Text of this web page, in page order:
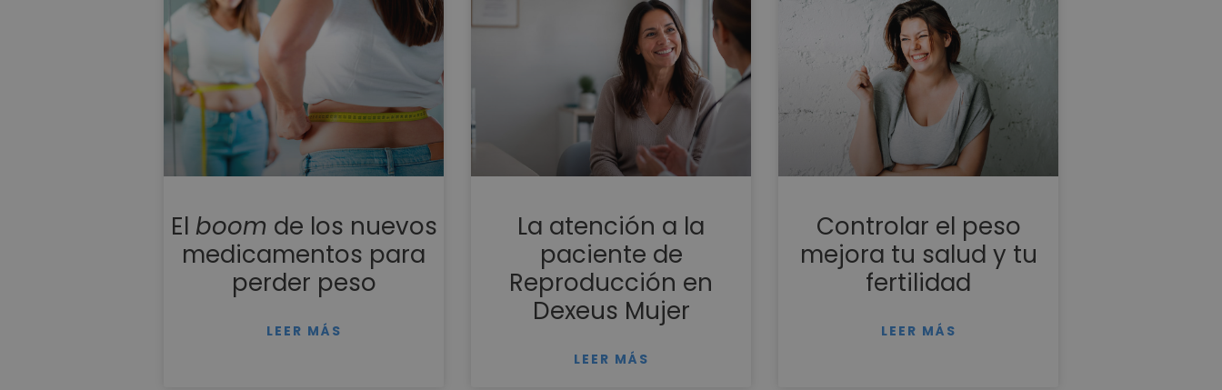
El boom de los nuevos
medicamentos para
perder peso
LEER MÁS
La atención a la
paciente de
Reproducción en
Dexeus Mujer
LEER MÁS
Controlar el peso
mejora tu salud y tu
fertilidad
LEER MÁS